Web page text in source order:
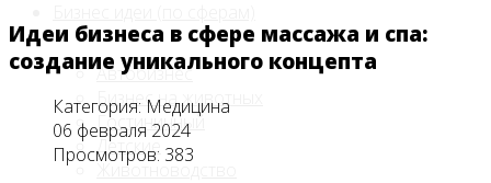
Автобизнес
Бизнес на животных
Гостиничный
Детские
Животноводство
Идеи бизнеса в сфере массажа и спа:
создание уникального концепта
Категория: Медицина
06 февраля 2024
Просмотров: 383